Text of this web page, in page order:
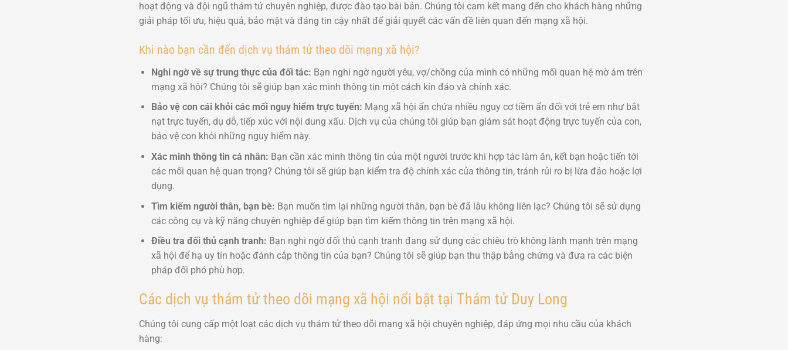
hoạt động và đội ngũ thám tử chuyên nghiệp, được đào tạo bài bản. Chúng tôi cam kết mang đến cho khách hàng những
giải pháp tối ưu, hiệu quả, bảo mật và đáng tin cậy nhất để giải quyết các vấn đề liên quan đến mạng xã hội.
Khi nào bạn cần đến dịch vụ thám tử theo dõi mạng xã hội?
Nghi ngờ về sự trung thực của đối tác: Bạn nghi ngờ người yêu, vợ/chồng của mình có những mối quan hệ mờ ám trên
mạng xã hội? Chúng tôi sẽ giúp bạn xác minh thông tin một cách kín đáo và chính xác.
Bảo vệ con cái khỏi các mối nguy hiểm trực tuyến: Mạng xã hội ẩn chứa nhiều nguy cơ tiềm ẩn đối với trẻ em như bắt
nạt trực tuyến, dụ dỗ, tiếp xúc với nội dung xấu. Dịch vụ của chúng tôi giúp bạn giám sát hoạt động trực tuyến của con,
bảo vệ con khỏi những nguy hiểm này.
Xác minh thông tin cá nhân: Bạn cần xác minh thông tin của một người trước khi hợp tác làm ăn, kết bạn hoặc tiến tới
các mối quan hệ quan trọng? Chúng tôi sẽ giúp bạn kiểm tra độ chính xác của thông tin, tránh rủi ro bị lừa đảo hoặc lợi
dụng.
Tìm kiếm người thân, bạn bè: Bạn muốn tìm lại những người thân, bạn bè đã lâu không liên lạc? Chúng tôi sẽ sử dụng
các công cụ và kỹ năng chuyên nghiệp để giúp bạn tìm kiếm thông tin trên mạng xã hội.
Điều tra đối thủ cạnh tranh: Bạn nghi ngờ đối thủ cạnh tranh đang sử dụng các chiêu trò không lành mạnh trên mạng
xã hội để hạ uy tín hoặc đánh cắp thông tin của bạn? Chúng tôi sẽ giúp bạn thu thập bằng chứng và đưa ra các biện
pháp đối phó phù hợp.
Các dịch vụ thám tử theo dõi mạng xã hội nổi bật tại Thám tử Duy Long
Chúng tôi cung cấp một loạt các dịch vụ thám tử theo dõi mạng xã hội chuyên nghiệp, đáp ứng mọi nhu cầu của khách
hàng: